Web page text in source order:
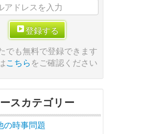
登録する
でも無料で登録できます
こちらをご確認ください
スカテゴリー
の時事問題